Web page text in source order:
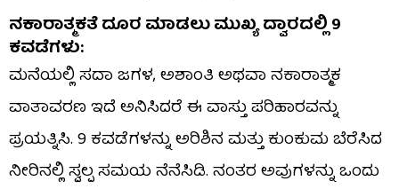
ನಕಾರಾತ್ಮಕತೆ ದೂರ ಮಾಡಲು ಮುಖ್ಯ ದ್ವಾರದಲ್ಲಿ 9
ಕವಡೆಗಳು:
ಮನೆಯಲ್ಲಿ ಸದಾ ಜಗಳ, ಅಶಾಂತಿ ಅಥವಾ ನಕಾರಾತ್ಮಕ
ವಾತಾವರಣ ಇದೆ ಅನಿಸಿದರೆ ಈ ವಾಸ್ತು ಪರಿಹಾರವನ್ನು
ಪ್ರಯತ್ನಿಸಿ. 9 ಕವಡೆಗಳನ್ನು ಅರಿಶಿನ ಮತ್ತು ಕುಂಕುಮ ಬೆರೆಸಿದ
ನೀರಿನಲ್ಲಿ ಸ್ವಲ್ಪ ಸಮಯ ನೆನೆಸಿಡಿ. ನಂತರ ಅವುಗಳನ್ನು ಒಂದು